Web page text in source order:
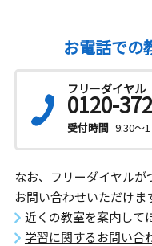
お電話での
フリーダイヤル
0120-
受付時間 9:30～
なお、フリーダイヤル
お問い合わせいただけま
近くの教室を案内して
学習に関するお問い合